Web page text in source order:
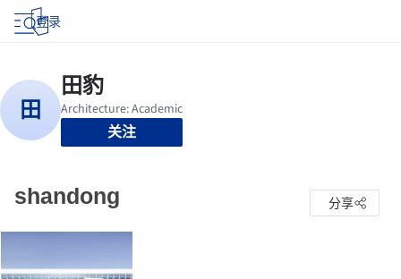
登录
关注
shandong 分享